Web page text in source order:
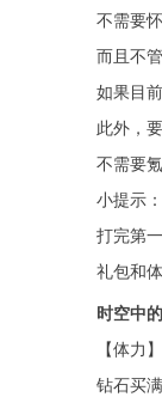
不需要
而且不
如果目
此外，
不需要
小提示：
打完第
礼包和
时空中
【体力
钻石买